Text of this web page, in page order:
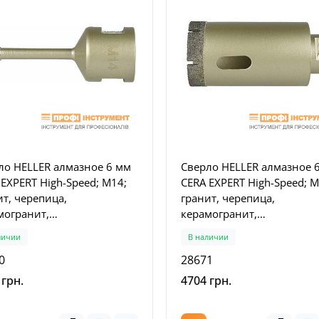
HELLER алмазное 6 мм
EXPERT High-Speed; M14;
черепица,
мрамор, керамическая
(28660)
Сверло HELLER алмазное
CERA EXPERT High-Speed;
гранит, черепица,
керамогранит,
стекло, мрамор,
плитка (28671)
В наличии
28671
4704 грн.